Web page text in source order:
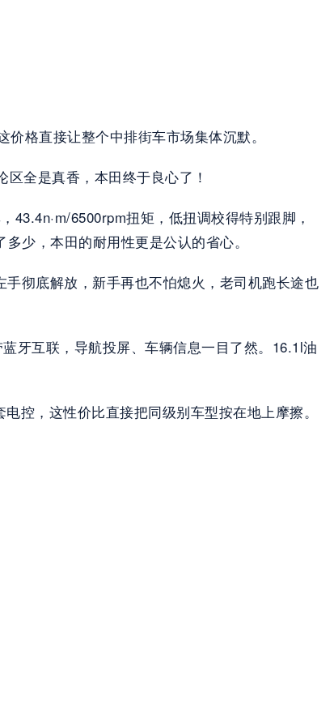
格直接让整个中排街车市场集体沉默。
全是真香，本田终于良心了！
6500rpm扭矩，低扭调校得特别跟脚，
少，本田的耐用性更是公认的省心。
彻底解放，新手再也不怕熄火，老司机跑长途也
牙互联，导航投屏、车辆信息一目了然。16.1l油
控，这性价比直接把同级别车型按在地上摩擦。